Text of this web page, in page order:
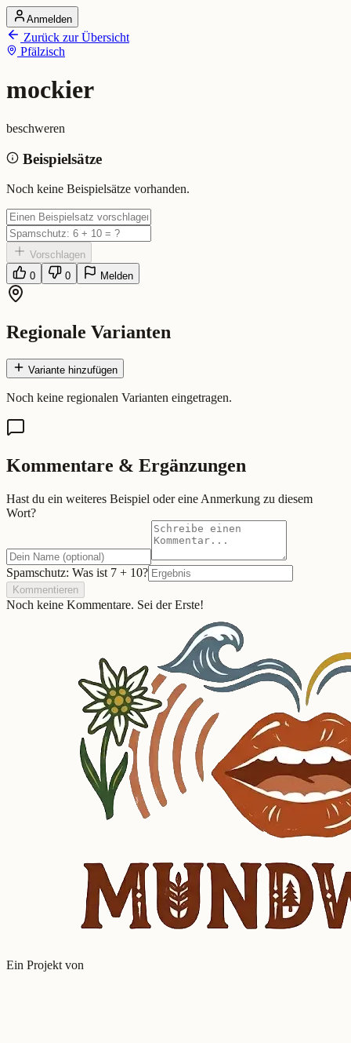
Startseite
Alle Dialekte
Dialekte vergleichen
Dialekt-Karte
Ranking
mockier (Pfälzisch)
Bedeutung:beschweren
Anmelden
Zurück zur Übersicht
Pfälzisch
mockier
beschweren
Beispielsätze
Noch keine Beispielsätze vorhanden.
Vorschlagen
0
0 Melden
Regionale Varianten
Variante hinzufügen
Noch keine regionalen Varianten eingetragen.
Kommentare & Ergänzungen
Hast du ein weiteres Beispiel oder eine Anmerkung zu diesem
Wort?
Spamschutz: Was ist 7 + 10?
Kommentieren
Noch keine Kommentare. Sei der Erste!
Ein Projekt von